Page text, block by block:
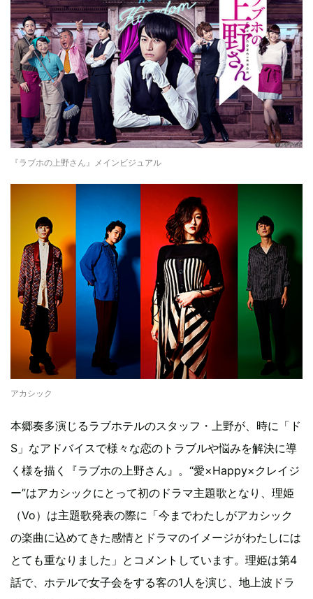
『ラブホの上野さん』メインビジュアル
アカシック
本郷奏多演じるラブホテルのスタッフ・上野が、時に「ド
S」なアドバイスで様々な恋のトラブルや悩みを解決に導
く様を描く『ラブホの上野さん』。“愛×Happy×クレイジ
ー”はアカシックにとって初のドラマ主題歌となり、理姫
（Vo）は主題歌発表の際に「今までわたしがアカシック
の楽曲に込めてきた感情とドラマのイメージがわたしには
とても重なりました」とコメントしています。理姫は第4
話で、ホテルで女子会をする客の1人を演じ、地上波ドラ